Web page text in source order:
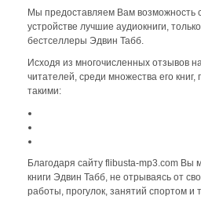
Мы предоставляем Вам возможность
устройстве лучшие аудиокниги,
бестселлеры Эдвин Табб.
Исходя из многочисленных отзывов
читателей, среди множества его
такими:
Благодаря сайту flibusta-mp3.com
книги Эдвин Табб, не отрываясь от
работы, прогулок, занятий спортом и